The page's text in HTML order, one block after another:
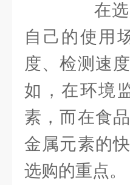
在选购
自己的使用
度、检测速
如，在环境
素，而在食
金属元素的
选购的重点。